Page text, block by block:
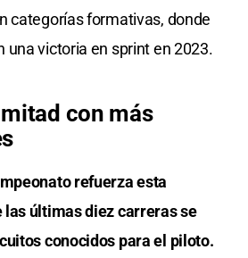
categorías formativas, donde
una victoria en sprint en 2023.
con más
refuerza esta
las últimas diez carreras se
conocidos para el piloto.